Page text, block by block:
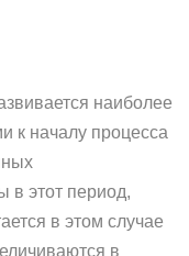
наиболее
к началу процесса
в этот период,
в этом случае
в